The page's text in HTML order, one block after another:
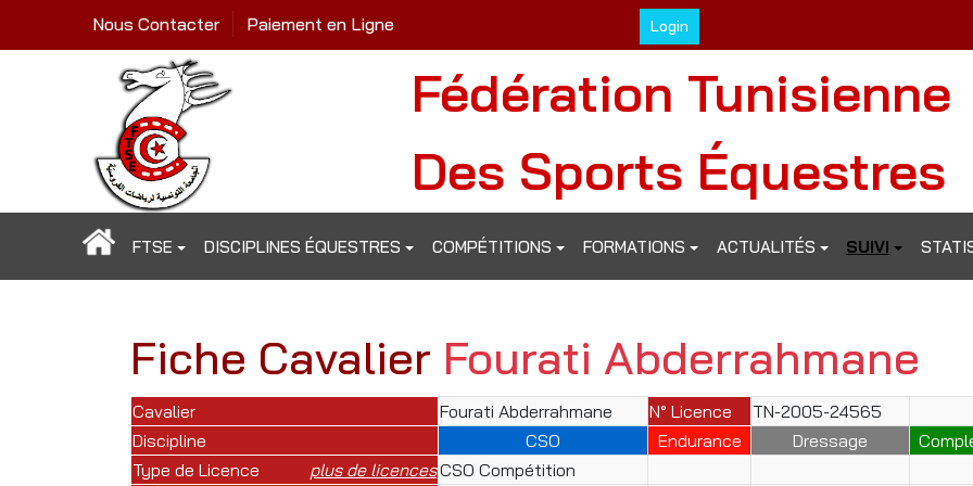
Login
Nous Contacter Paiement en Ligne
Fédération Tunisienne
Des Sports Équestres
FTSE DISCIPLINES ÉQUESTRES COMPÉTITIONS FORMATIONS ACTUALITÉS SUIVI
Fiche Cavalier Fourati Abderrahmane
Cavalier Fourati Abderrahmane N° Licence
TN-2005-24565
Discipline
CSO Endurance Dressage
Type de Licence
plus de licencesCSO Compétition